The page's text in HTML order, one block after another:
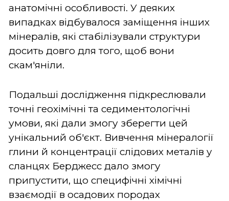
анатомічні особливості. У деяких
випадках відбувалося заміщення інших
мінералів, які стабілізували структури
досить довго для того, щоб вони
скам'яніли.
Подальші дослідження підкреслювали
точні геохімічні та седиментологічні
умови, які дали змогу зберегти цей
унікальний об'єкт. Вивчення мінералогії
глини й концентрації слідових металів у
сланцях Берджесс дало змогу
припустити, що специфічні хімічні
взаємодії в осадових породах